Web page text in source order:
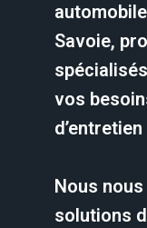
Savoie,
vos
Nous
solutions